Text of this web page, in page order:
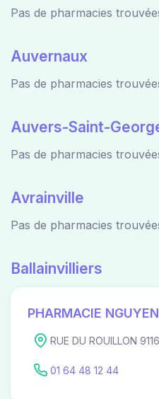
Pas de pharmacies
Auvernaux
Pas de pharmacies
Auvers-Saint-
Pas de pharmacies
Avrainville
Pas de pharmacies
Ballainvilliers
PHARMACIE
RUE DU ROUILLON
01 64 48 12 44